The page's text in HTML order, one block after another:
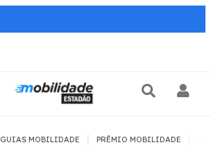
GUIAS MOBILIDADE PRÊMIO MOBILIDADE